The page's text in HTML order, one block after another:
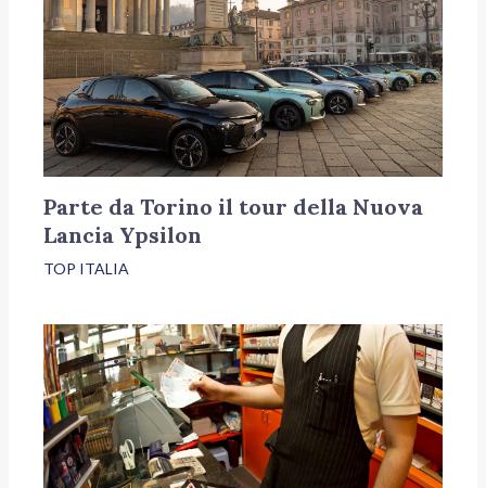
Parte da Torino il tour della Nuova
Lancia Ypsilon
TOP ITALIA